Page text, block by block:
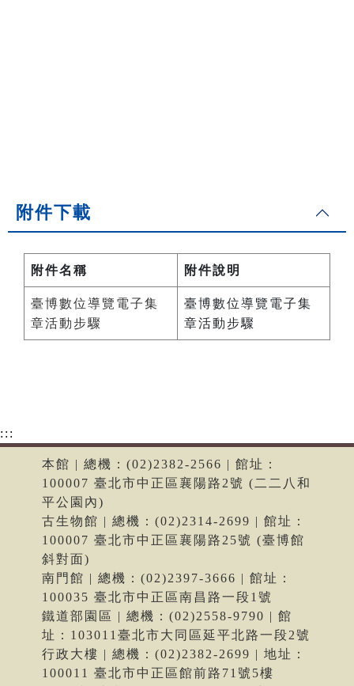
附件下載
附件名稱 附件說明
臺博數位導覽電子集
章活動步驟
臺博數位導覽電子集
章活動步驟
:::
本館 | 總機：(02)2382-2566 | 館址：
100007 臺北市中正區襄陽路2號 (二二八和
平公園內)
古生物館 | 總機：(02)2314-2699 | 館址：
100007 臺北市中正區襄陽路25號 (臺博館
斜對面)
南門館 | 總機：(02)2397-3666 | 館址：
100035 臺北市中正區南昌路一段1號
鐵道部園區 | 總機：(02)2558-9790 | 館
址：103011臺北市大同區延平北路一段2號
行政大樓 | 總機：(02)2382-2699 | 地址：
100011 臺北市中正區館前路71號5樓